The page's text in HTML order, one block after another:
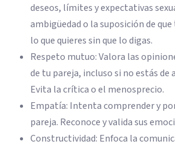
deseos, límites y expectativas
ambigüedad o la suposición de
lo que quieres sin que lo digas.
Respeto mutuo: Valora las
de tu pareja, incluso si no estás de
Evita la crítica o el menosprecio.
Empatía: Intenta comprender y
pareja. Reconoce y valida sus
Constructividad: Enfoca la